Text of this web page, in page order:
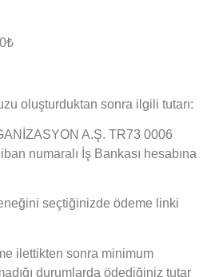
oluşturduktan sonra ilgili tutarı:
A.Ş. TR73 0006
numaralı İş Bankası hesabına
seçtiğinizde ödeme linki
ilettikten sonra minimum
durumlarda ödediğiniz tutar